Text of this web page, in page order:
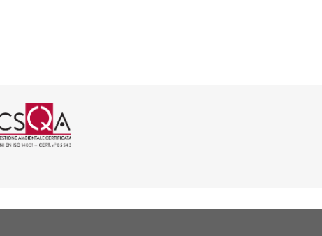
rilasciata da CSQA
37001 rilasciata da CSQA
ISO 45001 rilasciata da
certificazione ISO 14001